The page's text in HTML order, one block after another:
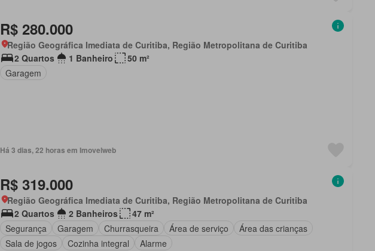
R$ 280.000
Região Geográfica Imediata de Curitiba, Região Metropolitana de Curitiba
2 Quartos
1 Banheiro
50 m²
Garagem
Há 3 dias, 22 horas em Imovelweb
R$ 319.000
Região Geográfica Imediata de Curitiba, Região Metropolitana de Curitiba
2 Quartos
2 Banheiros
47 m²
Segurança
Garagem Churrasqueira Área de serviço
Área das crianças
Sala de jogos
Cozinha integral Alarme